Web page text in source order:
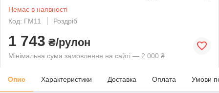
Немає в наявності
Код: ГМ11
Роздріб
1 743 ₴/рулон
Мінімальна сума замовлення на сайті — 2 000 ₴
Опис Характеристики Доставка Оплата Умови